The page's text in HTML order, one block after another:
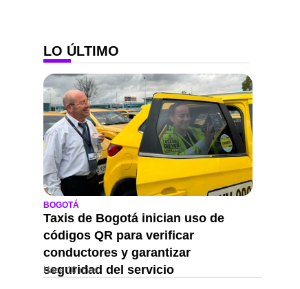
LO ÚLTIMO
BOGOTÁ
Taxis de Bogotá inician uso de
códigos QR para verificar
conductores y garantizar
seguridad del servicio
Hace 10 mins